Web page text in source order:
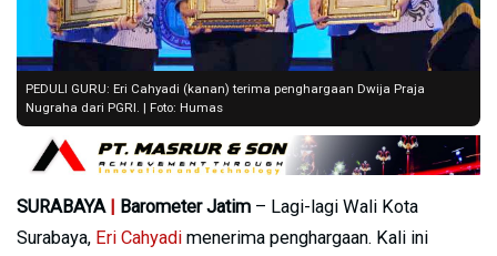
PEDULI GURU: Eri Cahyadi (kanan) terima penghargaan Dwija Praja
Nugraha dari PGRI. | Foto: Humas
SURABAYA | Barometer Jatim – Lagi-lagi Wali Kota
Surabaya, Eri Cahyadi menerima penghargaan. Kali ini